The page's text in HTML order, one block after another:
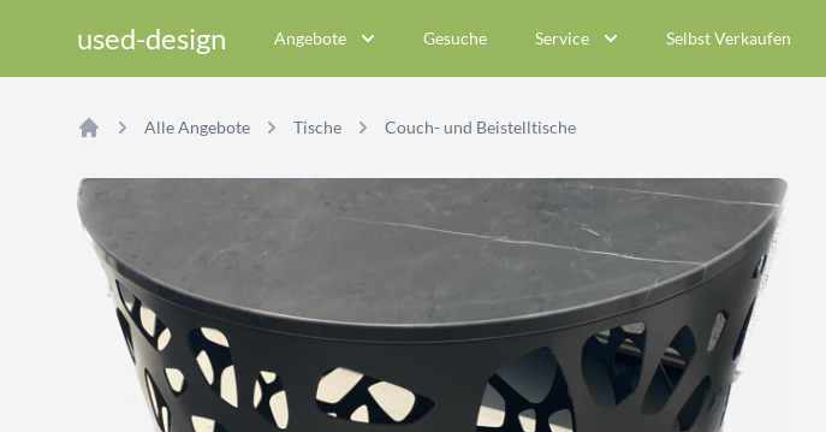
used-design Angebote Gesuche Service Selbst Verkaufen
Alle Angebote Tische Couch- und Beistelltische